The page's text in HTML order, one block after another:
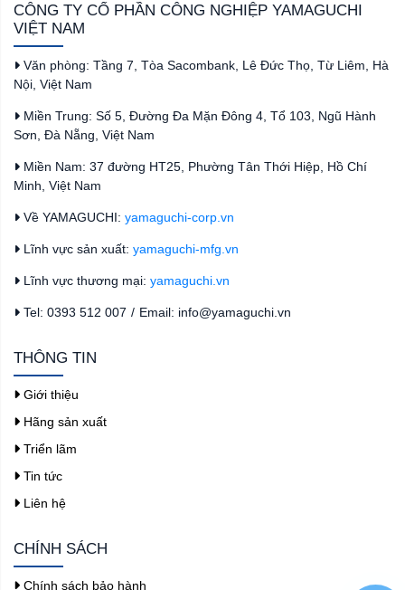
CÔNG TY CỔ PHẦN CÔNG NGHIỆP YAMAGUCHI
VIỆT NAM
Văn phòng: Tầng 7, Tòa Sacombank, Lê Đức Thọ, Từ Liêm, Hà
Nội, Việt Nam
Miền Trung: Số 5, Đường Đa Mặn Đông 4, Tổ 103, Ngũ Hành
Sơn, Đà Nẵng, Việt Nam
Miền Nam: 37 đường HT25, Phường Tân Thới Hiệp, Hồ Chí
Minh, Việt Nam
Về YAMAGUCHI: yamaguchi-corp.vn
Lĩnh vực sản xuất: yamaguchi-mfg.vn
Lĩnh vực thương mại: yamaguchi.vn
Tel: 0393 512 007 / Email: info@yamaguchi.vn
THÔNG TIN
Giới thiệu
Hãng sản xuất
Triển lãm
Tin tức
Liên hệ
CHÍNH SÁCH
Chính sách bảo hành